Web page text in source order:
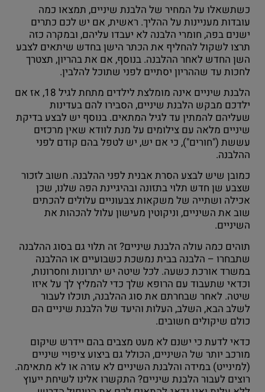
כשתשאלו על המחיר של הלבנת שיניים, תמצאו כמה
עובדות מעניינות על ההליך. ראשית, אם יש לכם כתרים
ישנים בפה, חומרי הלבנה לא יעבדו עליהם, ובמקרה כזה
תרצו לשקול להחליף את הכתר הישן בחדש שיתאים לצבע
השן החדש לאחר ההלבנה. בנוסף, אם את בהריון, תצטרך
לחכות עד שההריון יסתיים לפני שתוכל להלבין.
הלבנת שיניים אינה מומלצת לילדים מתחת לגיל 18, אז אם
ילדכם מבקש הלבנת שיניים, הסבירו להם בעדינות
שעליהם להמתין עד לגיל המתאים. בנוסף יש לבצע בדיקת
שיניים מלאה עם צילומים על מנת לוודא שאין מרכזים
עששת ("חורים"), כי אם יש, יש לטפל בהם קודם לפני
ההלבנה.
כמובן שיש לבצע הסרת אבנית לפני ההלבנה. חשוב לזכור
שצבע שן חדש תלוי בתזונה ובהיגיינת הפה שלנו, שכן
אכילה ושתייה של משקאות צבעוניים עלולים להכתים
שוב את השיניים, וניקוטין מעישון עלול להכהות את
השיניים.
תוהים כמה עולה הלבנת שיניים? זה תלוי גם בסוג ההלבנה
שתבחרו – הלבנה בבית נמשכת כשבועיים או ההלבנה
במשרד אורכת כשעה. לכל שיטה יש יתרונות וחסרונות,
וכדאי שתעבוד עם הרופא שלך כדי להמליץ ​​לך על איזו
שיטה. לאחר שבחרתם את סוג ההלבנה, תוכלו לעבור
לשלב הבא, השלב, העלות והיעד של הלבנת שיניים הם
כולם שיקולים חשובים.
כדאי לדעת כי ישנם לא מעט מצבים בהם יידרש שיקום
מורכב יותר של השיניים, הכולל גם ביצוע ציפויי שיניים
(למינייט) במידה והלבנת השיניים לא עזרה או לא מתאימה.
רוצים לעבור הלבנת שיניים? התקשרו אלינו לשיחת ייעוץ